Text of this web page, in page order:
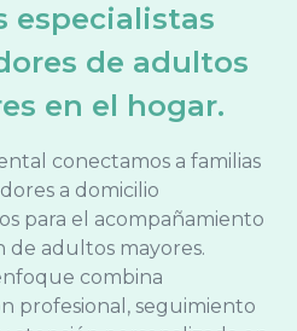
especialistas
de adultos
en el hogar.
conectamos a familias
a domicilio
para el acompañamiento
de adultos mayores.
combina
profesional, seguimiento